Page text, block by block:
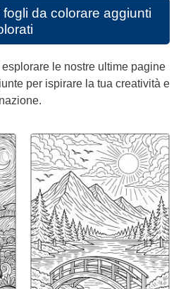
da colorare aggiunti
le nostre ultime pagine
per ispirare la tua creatività e